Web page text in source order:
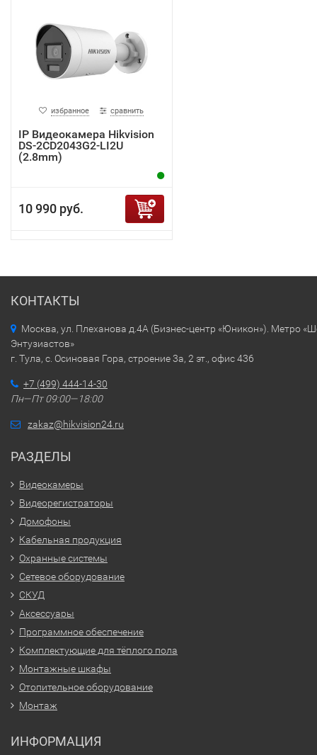
избранное сравнить
IP Видеокамера Hikvision
DS-2CD2043G2-LI2U
(2.8mm)
10 990 руб.
КОНТАКТЫ
Москва, ул. Плеханова д.4А (Бизнес-центр «Юникон»). Метро
Энтузиастов»
г. Тула, с. Осиновая Гора, строение 3а, 2 эт., офис 436
+7 (499) 444-14-30
Пн—Пт 09:00—18:00
zakaz@hikvision24.ru
РАЗДЕЛЫ
Видеокамеры
Видеорегистраторы
Домофоны
Кабельная продукция
Охранные системы
Сетевое оборудование
СКУД
Аксессуары
Программное обеспечение
Комплектующие для тёплого пола
Монтажные шкафы
Отопительное оборудование
Монтаж
ИНФОРМАЦИЯ